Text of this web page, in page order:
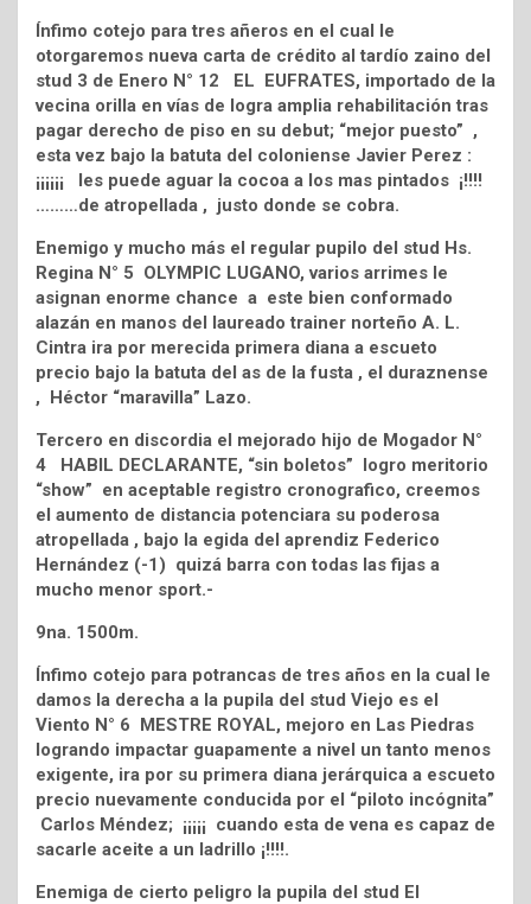
Ínfimo cotejo para tres añeros en el cual le
otorgaremos nueva carta de crédito al tardío zaino del
stud 3 de Enero N° 12 EL EUFRATES, importado de la
vecina orilla en vías de logra amplia rehabilitación tras
pagar derecho de piso en su debut; “mejor puesto” ,
esta vez bajo la batuta del coloniense Javier Perez :
¡¡¡¡¡¡ les puede aguar la cocoa a los mas pintados ¡!!!!
………de atropellada , justo donde se cobra.
Enemigo y mucho más el regular pupilo del stud Hs.
Regina N° 5 OLYMPIC LUGANO, varios arrimes le
asignan enorme chance a este bien conformado
alazán en manos del laureado trainer norteño A. L.
Cintra ira por merecida primera diana a escueto
precio bajo la batuta del as de la fusta , el duraznense
, Héctor “maravilla” Lazo.
Tercero en discordia el mejorado hijo de Mogador N°
4 HABIL DECLARANTE, “sin boletos” logro meritorio
“show” en aceptable registro cronografico, creemos
el aumento de distancia potenciara su poderosa
atropellada , bajo la egida del aprendiz Federico
Hernández (-1) quizá barra con todas las fijas a
mucho menor sport.-
9na. 1500m.
Ínfimo cotejo para potrancas de tres años en la cual le
damos la derecha a la pupila del stud Viejo es el
Viento N° 6 MESTRE ROYAL, mejoro en Las Piedras
logrando impactar guapamente a nivel un tanto menos
exigente, ira por su primera diana jerárquica a escueto
precio nuevamente conducida por el “piloto incógnita”
Carlos Méndez; ¡¡¡¡¡ cuando esta de vena es capaz de
sacarle aceite a un ladrillo ¡!!!!.
Enemiga de cierto peligro la pupila del stud El